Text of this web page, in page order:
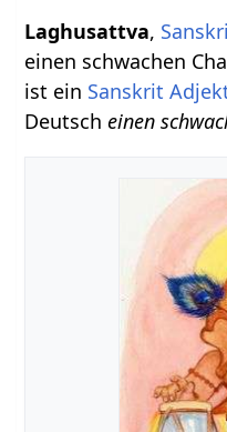
Laghusattva,
einen schwachen
ist ein Sanskrit
Deutscheinen